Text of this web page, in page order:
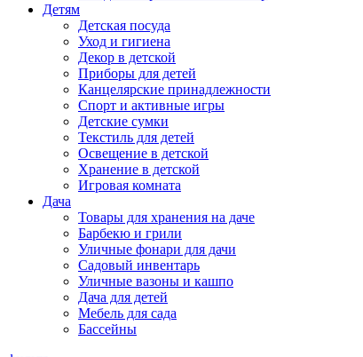
Детям
Детская посуда
Уход и гигиена
Декор в детской
Приборы для детей
Канцелярские принадлежности
Спорт и активные игры
Детские сумки
Текстиль для детей
Освещение в детской
Хранение в детской
Игровая комната
Дача
Товары для хранения на даче
Барбекю и грили
Уличные фонари для дачи
Садовый инвентарь
Уличные вазоны и кашпо
Дача для детей
Мебель для сада
Бассейны